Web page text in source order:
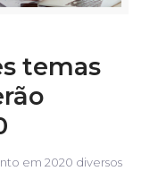
temas
em 2020 diversos